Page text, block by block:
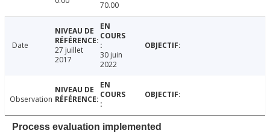
70.00
Date
27 juillet
2017
30 juin
2022
Observation
Process evaluation implemented